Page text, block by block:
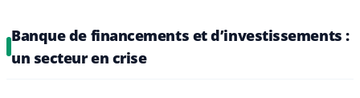
Banque de financements et d’investissements :
un secteur en crise